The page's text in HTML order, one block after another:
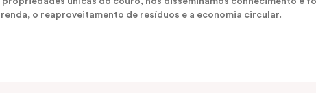
o reaproveitamento de resíduos e a economia circular.